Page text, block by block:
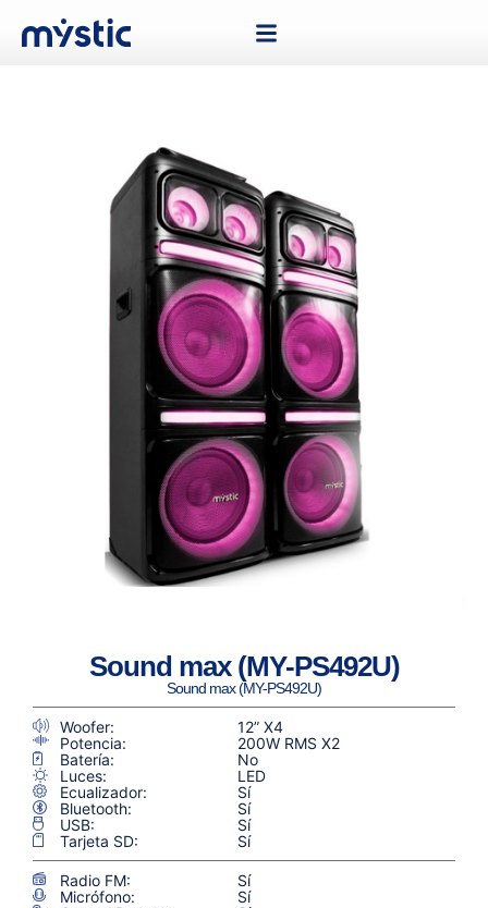
Sound max (MY-PS492U)
Sound max (MY-PS492U)
Woofer:
12” X4
Potencia:
200W RMS X2
Batería:
No
Luces:
LED
Ecualizador:
Sí
Bluetooth:
Sí
USB:
Sí
Tarjeta SD:
Sí
Radio FM:
Sí
Micrófono:
Sí